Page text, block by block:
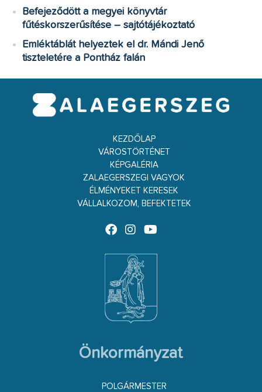
Befejeződött a megyei könyvtár
fűtéskorszerűsítése – sajtótájékoztató
Emléktáblát helyeztek el dr. Mándi Jenő
tiszteletére a Pontház falán
KEZDŐLAP
VÁROSTÖRTÉNET
KÉPGALÉRIA
ZALAEGERSZEGI VAGYOK
ÉLMÉNYEKET KERESEK
VÁLLALKOZOM, BEFEKTETEK
Önkormányzat
POLGÁRMESTER